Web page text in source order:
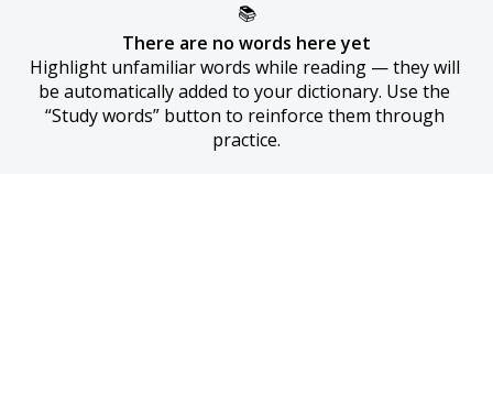
📚
There are no words here yet
Highlight unfamiliar words while reading — they will
be automatically added to your dictionary. Use the
“Study words” button to reinforce them through
practice.